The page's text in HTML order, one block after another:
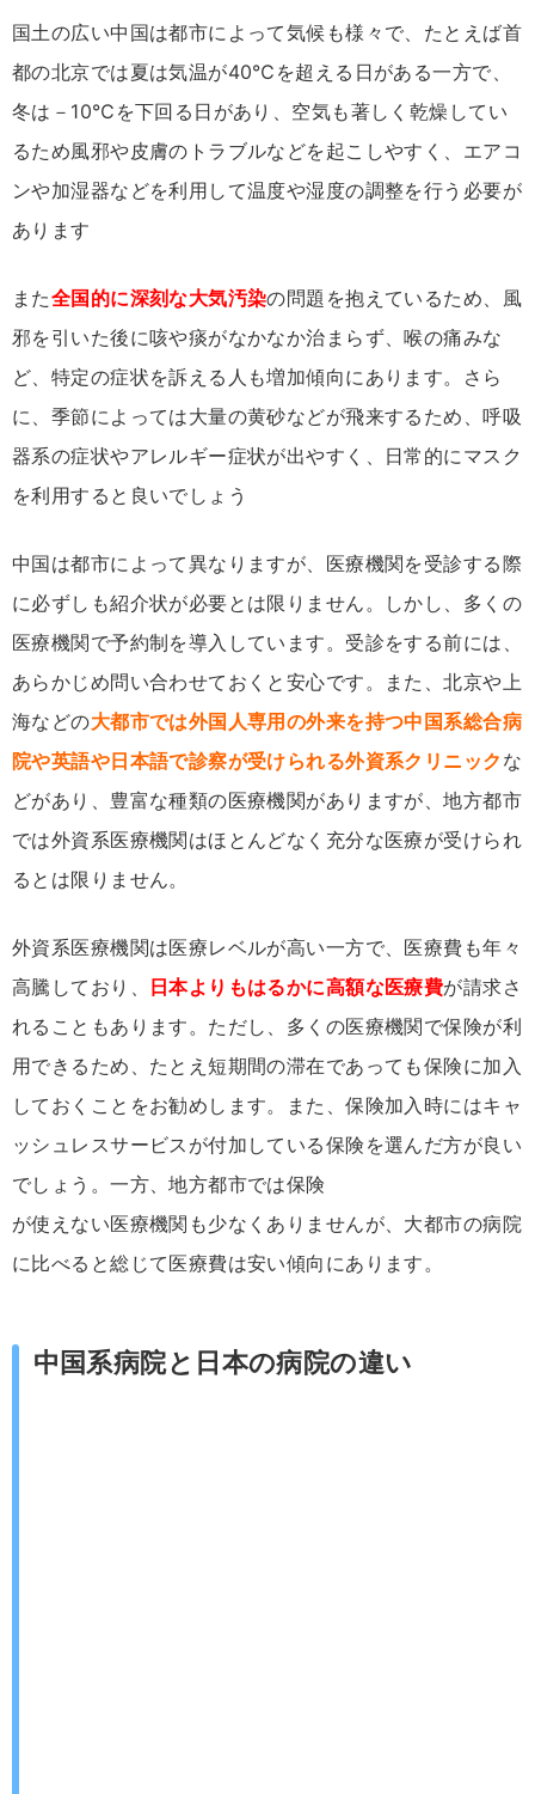
国土の広い中国は都市によって気候も様々で、たとえば首
都の北京では夏は気温が40℃を超える日がある一方で、
冬は－10℃を下回る日があり、空気も著しく乾燥してい
るため風邪や皮膚のトラブルなどを起こしやすく、エアコ
ンや加湿器などを利用して温度や湿度の調整を行う必要が
あります
また全国的に深刻な大気汚染の問題を抱えているため、風
邪を引いた後に咳や痰がなかなか治まらず、喉の痛みな
ど、特定の症状を訴える人も増加傾向にあります。さら
に、季節によっては大量の黄砂などが飛来するため、呼吸
器系の症状やアレルギー症状が出やすく、日常的にマスク
を利用すると良いでしょう
中国は都市によって異なりますが、医療機関を受診する際
に必ずしも紹介状が必要とは限りません。しかし、多くの
医療機関で予約制を導入しています。受診をする前には、
あらかじめ問い合わせておくと安心です。また、北京や上
海などの大都市では外国人専用の外来を持つ中国系総合病
院や英語や日本語で診察が受けられる外資系クリニック な
どがあり、豊富な種類の医療機関がありますが、地方都市
では外資系医療機関はほとんどなく充分な医療が受けられ
るとは限りません。
外資系医療機関は医療レベルが高い一方で、医療費も年々
高騰しており、
日本よりもはるかに高額な医療費が請求さ
れることもあります。ただし、多くの医療機関で保険が利
用できるため、たとえ短期間の滞在であっても保険に加入
しておくことをお勧めします。また、保険加入時にはキャ
ッシュレスサービスが付加している保険を選んだ方が良い
でしょう。一方、地方都市では保険
が使えない医療機関も少なくありませんが、大都市の病院
に比べると総じて医療費は安い傾向にあります。
中国系病院と日本の病院の違い